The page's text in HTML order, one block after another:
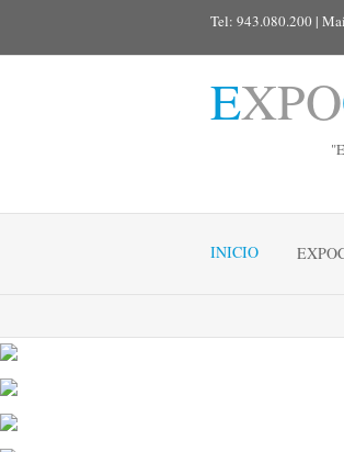
Tel: 943.080.200 |
EXPO
INICIO